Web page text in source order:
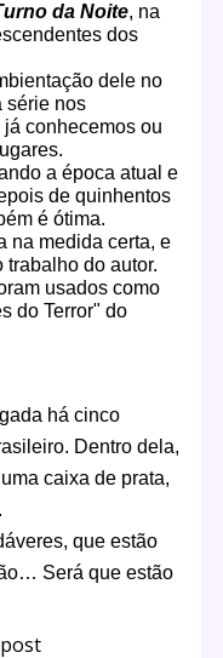
da Noite, na
dos
dele no
série nos
conhecemos ou
a época atual e
de quinhentos
é ótima.
na medida certa, e
trabalho do autor.
usados como
do Terror" do
há cinco
Dentro dela,
caixa de prata,
que estão
Será que estão